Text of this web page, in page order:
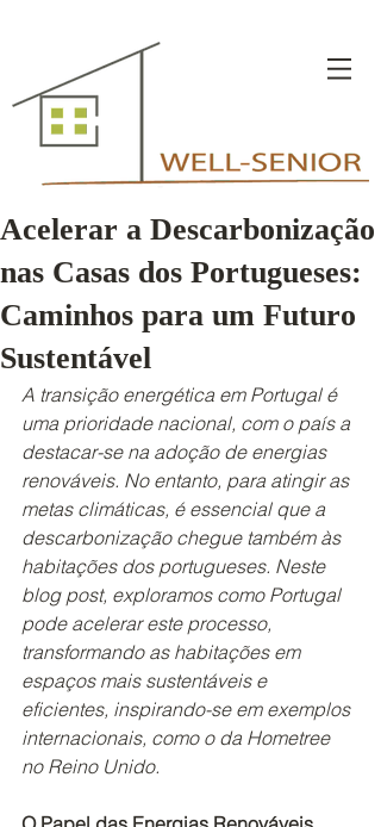
Acelerar a Descarbonização
nas Casas dos Portugueses:
Caminhos para um Futuro
Sustentável
A transição energética em Portugal é
uma prioridade nacional, com o país a
destacar-se na adoção de energias
renováveis. No entanto, para atingir as
metas climáticas, é essencial que a
descarbonização chegue também às
habitações dos portugueses. Neste
blog post, exploramos como Portugal
pode acelerar este processo,
transformando as habitações em
espaços mais sustentáveis e
eficientes, inspirando-se em exemplos
internacionais, como o da Hometree
no Reino Unido.